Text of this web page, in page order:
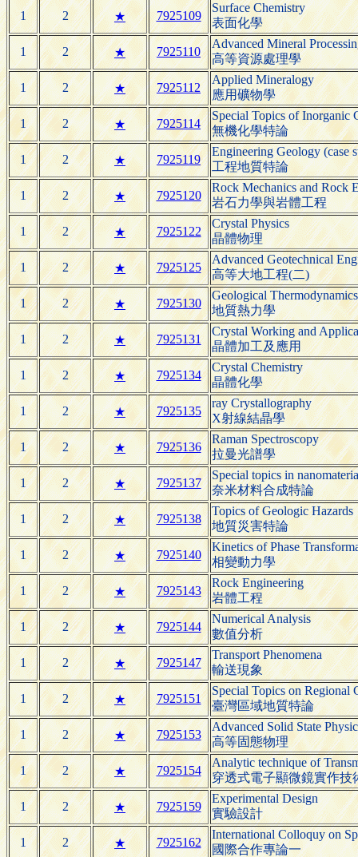
1 2 ★ 7925109
Surface Chemistry
表面化學
1 2 ★ 7925110
Advanced Mineral
高等資源處理學
1 2 ★ 7925112
Applied Mineralogy
應用礦物學
1 2 ★ 7925114
Special Topics of Inorganic
無機化學特論
1 2 ★ 7925119
Engineering Geology (case
工程地質特論
1 2 ★ 7925120
Rock Mechanics and Rock
岩石力學與岩體工程
1 2 ★ 7925122
Crystal Physics
晶體物理
1 2 ★ 7925125
Advanced Geotechnical
高等大地工程(二)
1 2 ★ 7925130
Geological Thermodynamics
地質熱力學
1 2 ★ 7925131
Crystal Working and
晶體加工及應用
1 2 ★ 7925134
Crystal Chemistry
晶體化學
1 2 ★ 7925135
ray Crystallography
X射線結晶學
1 2 ★ 7925136
Raman Spectroscopy
拉曼光譜學
1 2 ★ 7925137
Special topics in
奈米材料合成特論
1 2 ★ 7925138
Topics of Geologic Hazards
地質災害特論
1 2 ★ 7925140
Kinetics of Phase
相變動力學
1 2 ★ 7925143
Rock Engineering
岩體工程
1 2 ★ 7925144
Numerical Analysis
數值分析
1 2 ★ 7925147
Transport Phenomena
輸送現象
1 2 ★ 7925151
Special Topics on Regional
臺灣區域地質特論
1 2 ★ 7925153
Advanced Solid State
高等固態物理
1 2 ★ 7925154
Analytic technique of
穿透式電子顯微鏡實作技
1 2 ★ 7925159
Experimental Design
實驗設計
1 2 ★ 7925162
International Colloquy on
國際合作專論一